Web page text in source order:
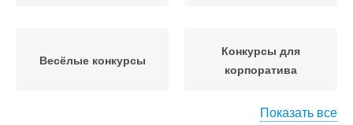
Весёлые конкурсы
Конкурсы для
корпоратива
Показать все